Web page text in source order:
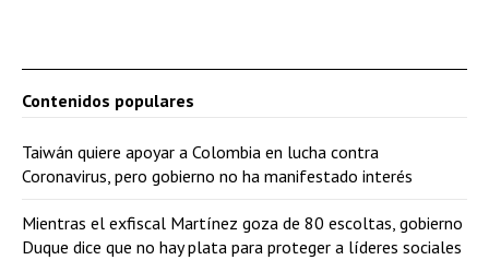
Contenidos populares
Taiwán quiere apoyar a Colombia en lucha contra
Coronavirus, pero gobierno no ha manifestado interés
Mientras el exfiscal Martínez goza de 80 escoltas, gobierno
Duque dice que no hay plata para proteger a líderes sociales